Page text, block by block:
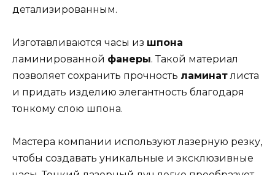
детализированным.
Изготавливаются часы из шпона
ламинированной фанеры. Такой материал
позволяет сохранить прочность ламинатлиста
и придать изделию элегантность благодаря
тонкому слою шпона.
Мастера компании используют лазерную резку,
чтобы создавать уникальные и эксклюзивные